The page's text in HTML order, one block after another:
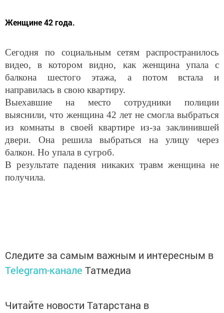
Женщине 42 года.
Сегодня по социальным сетям распространилось
видео, в котором видно, как женщина упала с
балкона шестого этажа, а потом встала и
направилась в свою квартиру.
Выехавшие на место сотрудники полиции
выяснили, что женщина 42 лет не смогла выбраться
из комнаты в своей квартире из-за заклинившей
двери. Она решила выбраться на улицу через
балкон. Но упала в сугроб.
В результате падения никаких травм женщина не
получила.
Следите за самым важным и интересным в
Telegram-канале Татмедиа
Читайте новости Татарстана в